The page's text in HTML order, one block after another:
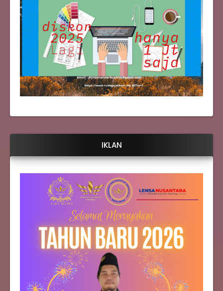
IKLAN